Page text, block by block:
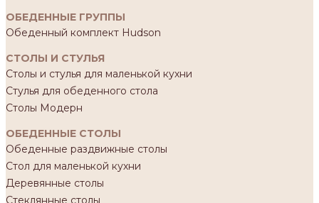
ОБЕДЕННЫЕ ГРУППЫ
Обеденный комплект Hudson
СТОЛЫ И СТУЛЬЯ
Столы и стулья для маленькой кухни
Стулья для обеденного стола
Столы Модерн
ОБЕДЕННЫЕ СТОЛЫ
Обеденные раздвижные столы
Стол для маленькой кухни
Деревянные столы
Стеклянные столы